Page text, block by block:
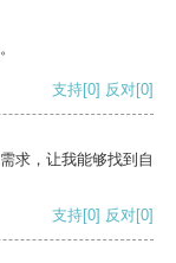
支持[0] 反对[0]
求，让我能够找到自
支持[0] 反对[0]